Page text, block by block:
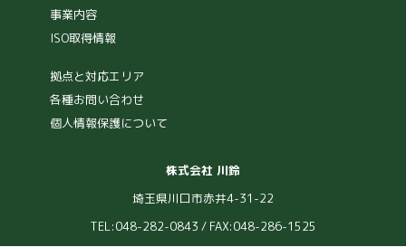
事業内容
ISO取得情報
拠点と対応エリア
各種お問い合わせ
個人情報保護について
株式会社 川鈴
埼玉県川口市赤井4-31-22
TEL:048-282-0843 / FAX:048-286-1525